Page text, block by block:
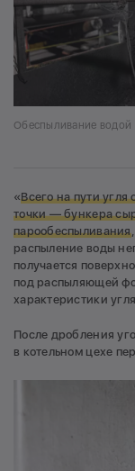
Обеспыливание водой
«Всего на пути угля
точки — бункера
парообеспыливания
распыление воды
получается
под распыляющей
характеристики
После дробления
в котельном цехе